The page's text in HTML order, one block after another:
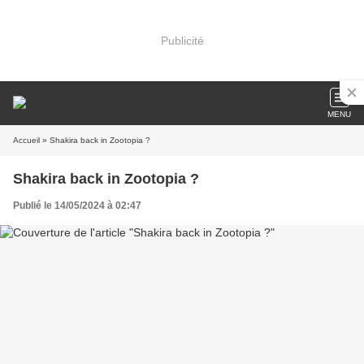
Publicité
MENU
Accueil » Shakira back in Zootopia ?
Shakira back in Zootopia ?
Publié le 14/05/2024 à 02:47